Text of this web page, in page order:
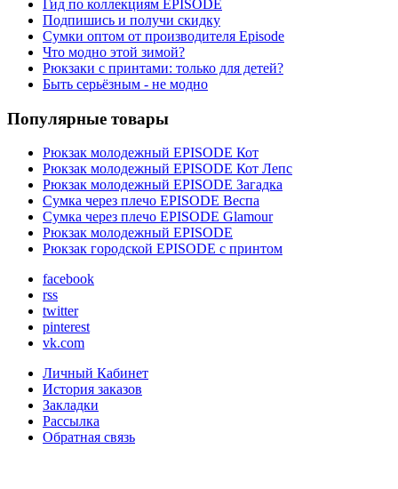
Гид по коллекциям EPISODE
Подпишись и получи скидку
Сумки оптом от производителя Episode
Что модно этой зимой?
Рюкзаки с принтами: только для детей?
Быть серьёзным - не модно
Популярные товары
Рюкзак молодежный EPISODE Кот
Рюкзак молодежный EPISODE Кот Лепс
Рюкзак молодежный EPISODE Загадка
Сумка через плечо EPISODE Веспа
Сумка через плечо EPISODE Glamour
Рюкзак молодежный EPISODE
Рюкзак городской EPISODE с принтом
facebook
rss
twitter
pinterest
vk.com
Личный Кабинет
История заказов
Закладки
Рассылка
Обратная связь